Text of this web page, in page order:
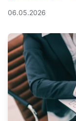
06.05.2026